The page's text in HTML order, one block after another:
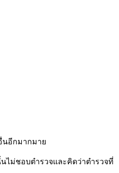
นอีกมากมาย
ไม่ชอบตำรวจและคิดว่าตำรวจที่